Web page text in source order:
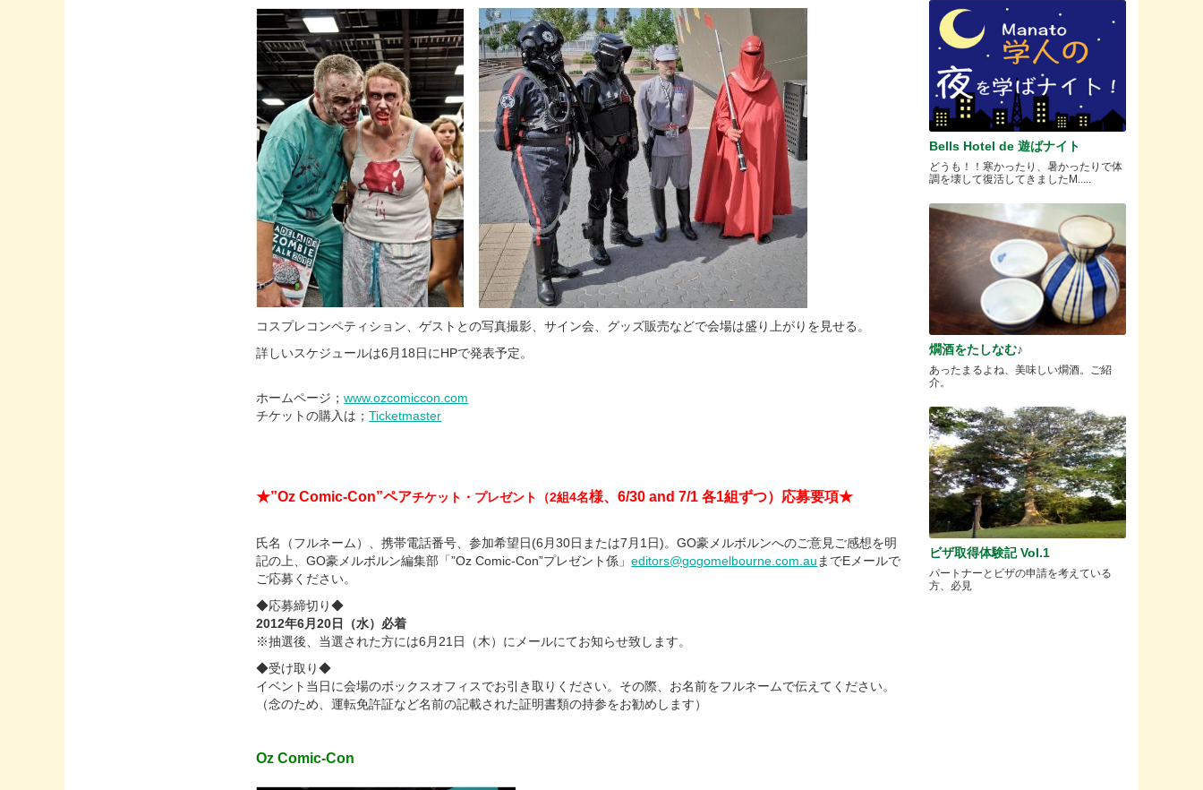
コスプレコンペティション、ゲストとの写真撮影、サイン会、グッズ販売などで会場は盛り上がりを見せる。
詳しいスケジュールは6月18日にHPで発表予定。
ホームページ；www.ozcomiccon.com
チケットの購入は；Ticketmaster
★”Oz Comic-Con”ペアチケット・プレゼント（2組4名様、6/30 and 7/1 各1組ずつ）応募要項★
氏名（フルネーム）、携帯電話番号、参加希望日(6月30日または7月1日)。GO豪メルボルンへのご意見ご感想を明
記の上、GO豪メルボルン編集部「”Oz Comic-Con”プレゼント係」editors@gogomelbourne.com.au までEメールで
ご応募ください。
◆応募締切り◆
2012年6月20日（水）必着
※抽選後、当選された方には6月21日（木）にメールにてお知らせ致します。
◆受け取り◆
イベント当日に会場のボックスオフィスでお引き取りください。その際、お名前をフルネームで伝えてください。
（念のため、運転免許証など名前の記載された証明書類の持参をお勧めします）
Oz Comic-Con
Bells Hotel de 遊ばナイト
どうも！！寒かったり、暑かったりで体
調を壊して復活してきましたM.....
燗酒をたしなむ♪
あったまるよね、美味しい燗酒。ご紹
介。
ビザ取得体験記 Vol.1
パートナーとビザの申請を考えている
方、必見